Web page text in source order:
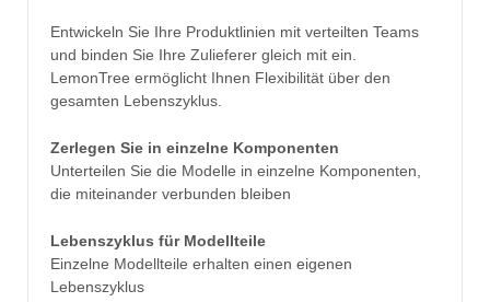
Entwickeln Sie Ihre Produktlinien mit verteilten Teams
und binden Sie Ihre Zulieferer gleich mit ein.
LemonTree ermöglicht Ihnen Flexibilität über den
gesamten Lebenszyklus.
Zerlegen Sie in einzelne Komponenten
Unterteilen Sie die Modelle in einzelne Komponenten,
die miteinander verbunden bleiben
Lebenszyklus für Modellteile
Einzelne Modellteile erhalten einen eigenen
Lebenszyklus